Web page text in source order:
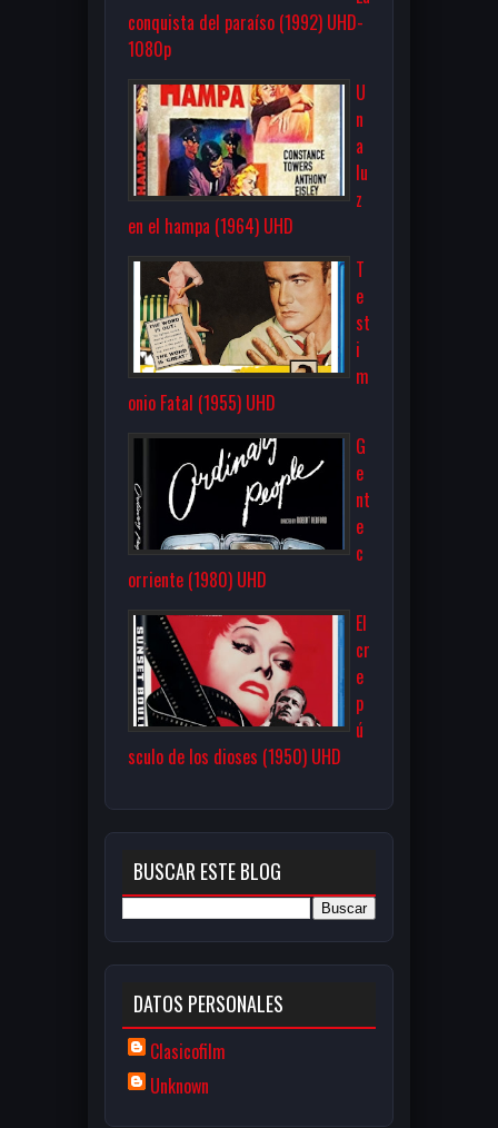
conquista del paraíso (1992) UHD-
1080p
U
n
a
lu
z
en el hampa (1964) UHD
T
e
st
i
m
onio Fatal (1955) UHD
G
e
nt
e
c
orriente (1980) UHD
El
cr
e
p
ú
sculo de los dioses (1950) UHD
BUSCAR ESTE BLOG
DATOS PERSONALES
Clasicofilm
Unknown